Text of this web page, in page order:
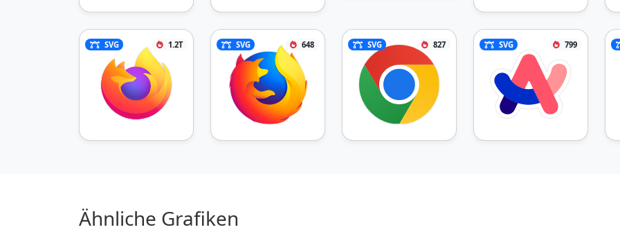
SVG 1.2T SVG 648 SVG 827 SVG 799
Ähnliche Grafiken